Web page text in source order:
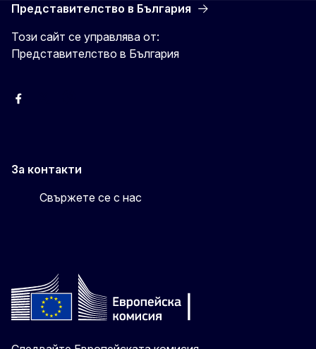
Представителство в България
Този сайт се управлява от:
Представителство в България
Facebook
За контакти
Свържете се с нас